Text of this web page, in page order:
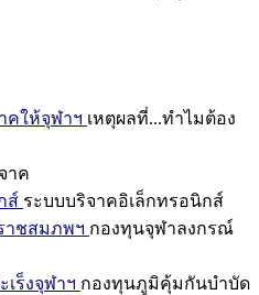
คให้จุฬาฯ เหตุผลที่...ทำไมต้อง
าค
ส์ ระบบบริจาคอิเล็กทรอนิกส์
าชสมภพฯ กองทุนจุฬาลงกรณ์
ร็งจุฬาฯ กองทุนภูมิคุ้มกันบำบัด